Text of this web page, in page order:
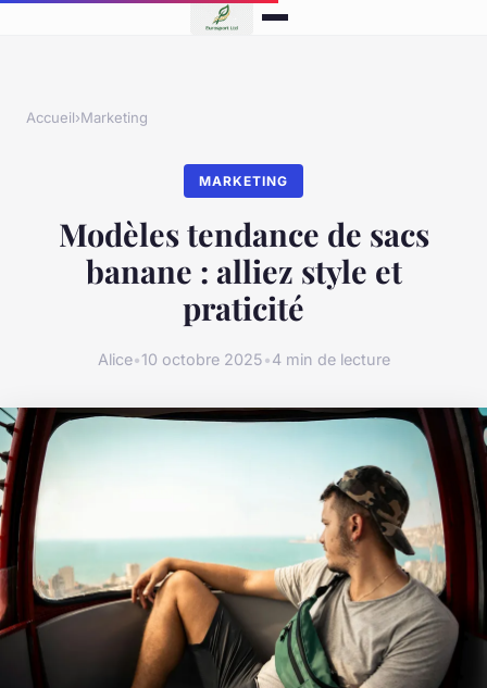
Accueil›Marketing
MARKETING
Modèles tendance de sacs
banane : alliez style et
praticité
Alice•10 octobre 2025•4 min de lecture